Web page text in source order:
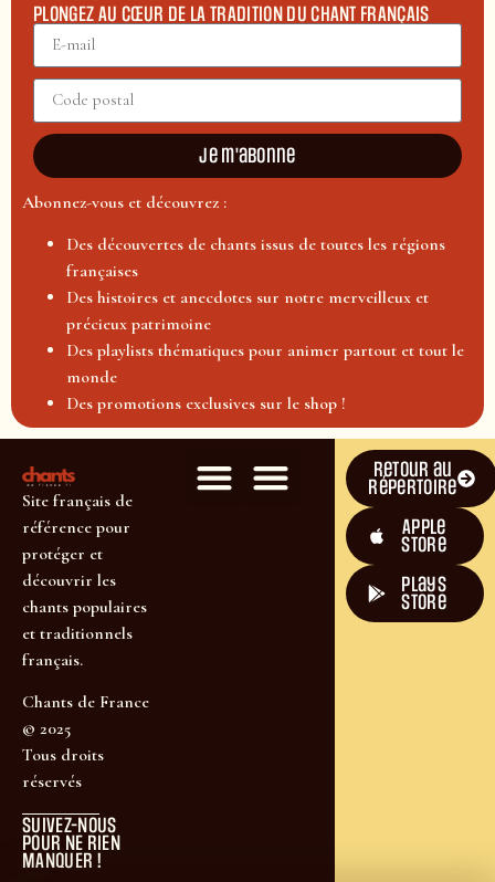
PLONGEZ AU CŒUR DE LA TRADITION DU CHANT FRANÇAIS
Je m'abonne
Abonnez-vous et découvrez :
Des découvertes de chants issus de toutes les régions
françaises
Des histoires et anecdotes sur notre merveilleux et
précieux patrimoine
Des playlists thématiques pour animer partout et tout le
monde
Des promotions exclusives sur le shop !
Site français de
référence pour
protéger et
découvrir les
chants populaires
et traditionnels
français.
Chants de France
© 2025
Tous droits
réservés
SUIVEZ-NOUS
POUR NE RIEN
MANQUER !
Retour au
répertoire
Apple
Store
plays
store